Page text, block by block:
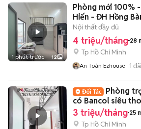
1 phút trước 12
Phòng mới 100%
Hiến - ĐH Hồng
Nội thất đầy đủ
4 triệu/tháng 28
Tp Hồ Chí Minh
An Toàn Ezhouse 1
Phòng
có Bancol siêu
Hớn
3 triệu/tháng 25
Tp Hồ Chí Minh